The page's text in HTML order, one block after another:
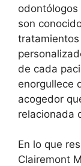
son
de cada
enorgullece
acogedor
relacionada
En lo que
Clairemont